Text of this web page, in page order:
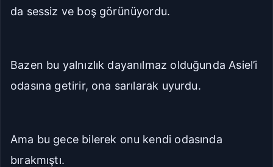
da sessiz ve boş görünüyordu.
Bazen bu yalnızlık dayanılmaz olduğunda Asiel’i
odasına getirir, ona sarılarak uyurdu.
Ama bu gece bilerek onu kendi odasında
bırakmıştı.